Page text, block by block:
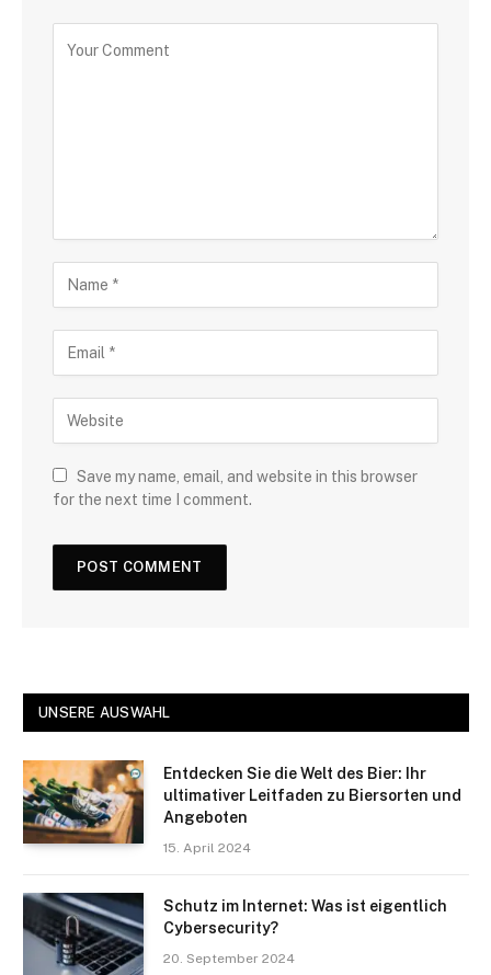
Save my name, email, and website in this browser
for the next time I comment.
UNSERE AUSWAHL
Entdecken Sie die Welt des Bier: Ihr
ultimativer Leitfaden zu Biersorten und
Angeboten
15. April 2024
Schutz im Internet: Was ist eigentlich
Cybersecurity?
20. September 2024